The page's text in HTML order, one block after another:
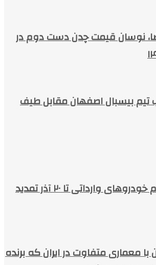
نوسان قیمت چدن دست دوم در
بیسبال اصفهان مقابل طیف
مهلت ثبت‌نام خودروهای وارداتی تا ۲۰ آذر تمدید
با معماری متفاوت در ایران که برنده